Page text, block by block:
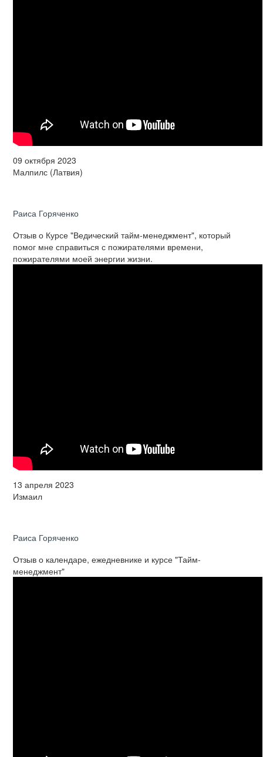
09 октября 2023
Малпилс (Латвия)
Раиса Горяченко
Отзыв о Курсе "Ведический тайм-менеджмент", который
помог мне справиться с пожирателями времени,
пожирателями моей энергии жизни.
13 апреля 2023
Измаил
Раиса Горяченко
Отзыв о календаре, ежедневнике и курсе "Тайм-
менеджмент"